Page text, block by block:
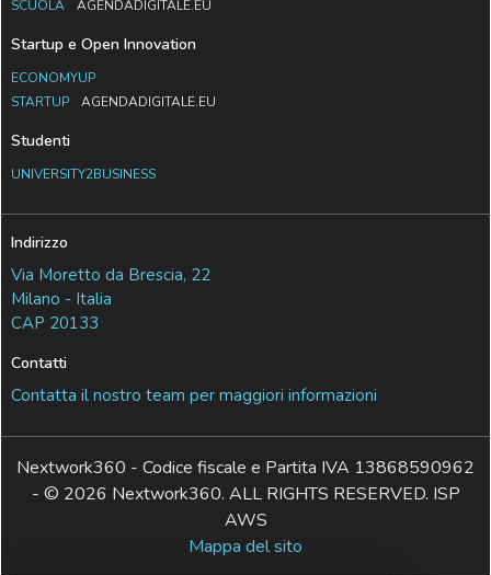
SCUOLA
AGENDADIGITALE.EU
Startup e Open Innovation
ECONOMYUP
STARTUP
AGENDADIGITALE.EU
Studenti
UNIVERSITY2BUSINESS
Indirizzo
Via Moretto da Brescia, 22
Milano - Italia
CAP 20133
Contatti
Contatta il nostro team per maggiori informazioni
Nextwork360 - Codice fiscale e Partita IVA 13868590962
- © 2026 Nextwork360. ALL RIGHTS RESERVED. ISP
AWS
Mappa del sito